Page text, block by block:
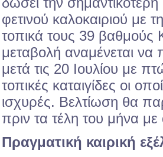
φετινού καλοκαιριού με
τοπικά τους 39 βαθμούς
μεταβολή αναμένεται να
μετά τις 20 Ιουλίου με
τοπικές καταιγίδες οι
ισχυρές. Βελτίωση θα
πριν τα τέλη του μήνα
Πραγματική καιρική